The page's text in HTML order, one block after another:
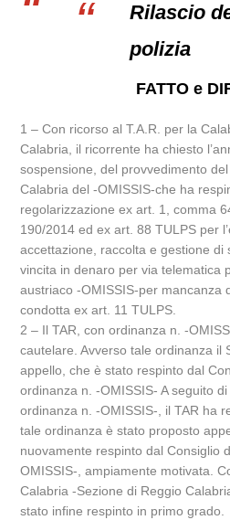
Rilascio
polizia
FATTO e
1 – Con ricorso al T.A.R. per la
Calabria, il ricorrente ha chiesto
sospensione, del provvedimento
Calabria del -OMISSIS-che ha
regolarizzazione ex art. 1, comma
190/2014 ed ex art. 88 TULPS per
accettazione, raccolta e gestione di
vincita in denaro per via telematica
austriaco -OMISSIS-per mancanza
condotta ex art. 11 TULPS.
2 – Il TAR, con ordinanza n. -
cautelare. Avverso tale ordinanza il
appello, che è stato respinto dal
ordinanza n. -OMISSIS- A seguito
ordinanza n. -OMISSIS-, il TAR ha
tale ordinanza è stato proposto
nuovamente respinto dal Consiglio
OMISSIS-, ampiamente motivata.
Calabria -Sezione di Reggio
stato infine respinto in primo grado.